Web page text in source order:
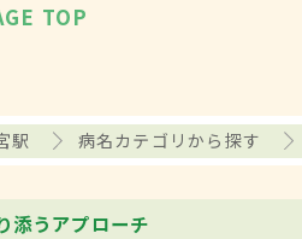
TOP
駅 病名カテゴリから探す
添うアプローチ